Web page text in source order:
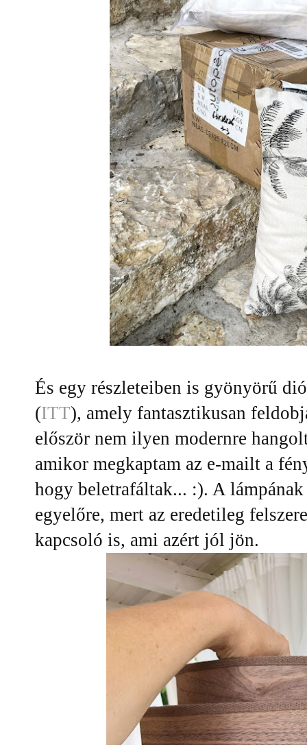
És egy részleteiben is gyönyörű
(ITT), amely fantasztikusan
először nem ilyen modernre
amikor megkaptam az e-mailt a
hogy beletrafáltak... :). A
egyelőre, mert az eredetileg
kapcsoló is, ami azért jól jön.